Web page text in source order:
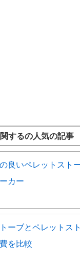
するの人気の記事
良いペレットスト
カー
ーブとペレットス
を比較